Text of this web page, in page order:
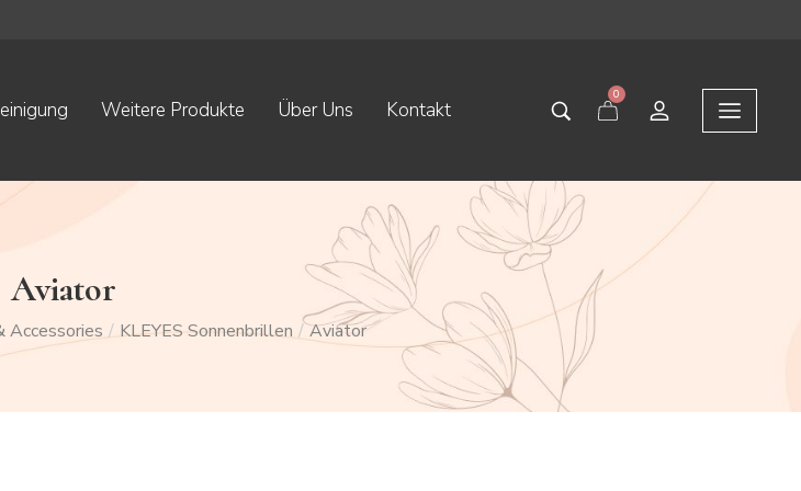
Weitere Produkte Über Uns Kontakt
0
Aviator
Accessories / KLEYES Sonnenbrillen / Aviator